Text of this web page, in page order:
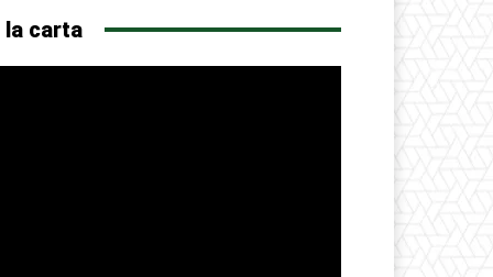
la carta